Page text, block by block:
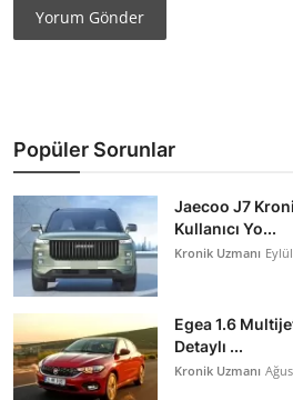
Yorum Gönder
Popüler Sorunlar
Jaecoo J7
Kullanıcı Yo...
Kronik Uzmanı
Egea 1.6
Detaylı ...
Kronik Uzmanı